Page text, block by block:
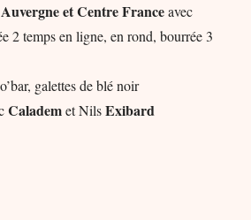
Auvergne et Centre Franceavec
2 temps en ligne, en rond, bourrée 3
galettes de blé noir
Calademet NilsExibard